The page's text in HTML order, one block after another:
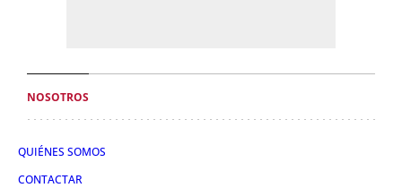
NOSOTROS
QUIÉNES SOMOS
CONTACTAR